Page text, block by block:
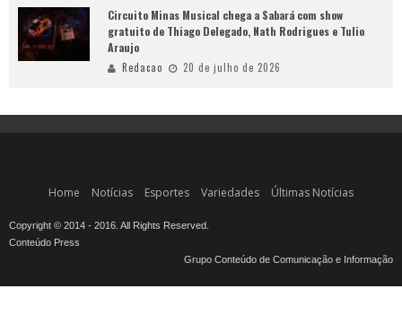
Circuito Minas Musical chega a Sabará com show
gratuito de Thiago Delegado, Nath Rodrigues e Tulio
Araujo
Redacao 20 de julho de 2026
Home Notícias Esportes Variedades Últimas Notícias
Copyright © 2014 - 2016. All Rights Reserved.
Conteúdo Press
Grupo Conteúdo de Comunicação e Informação